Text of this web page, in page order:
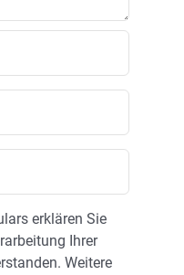
erklären Sie
Ihrer
Weitere